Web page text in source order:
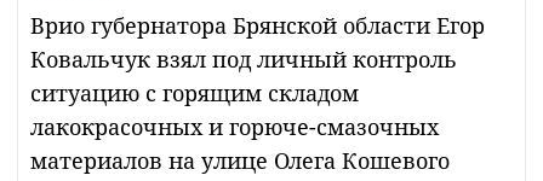
Врио губернатора Брянской области Егор
Ковальчук взял под личный контроль
ситуацию с горящим складом
лакокрасочных и горюче-смазочных
материалов на улице Олега Кошевого